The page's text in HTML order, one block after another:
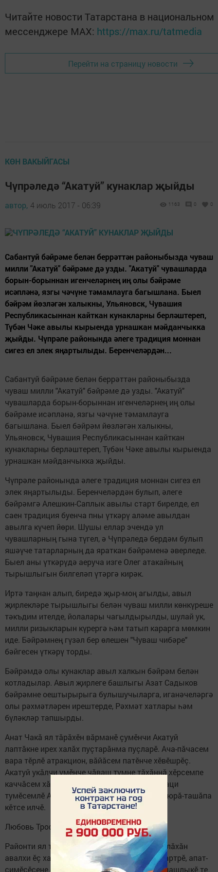
Читайте новости Татарстана в национальном
мессенджере MАХ: https://max.ru/tatmedia
Перейти на страницу новости
КӨН ВАКЫЙГАСЫ
Чүпрәледә “Акатуй” кунаклар җыйды
автор, 4 июль 2017 - 06:39 1163 0 0
Сабантуй бәйрәме белән беррәттән районыбызда чуваш
милли "Акатуй" бәйрәме дә узды. "Акатуй" чувашларда
борын-борыннан игенчеләрнең иң олы бәйрәме
исәпләнә, язгы чәчүне тәмамлауга багышлана. Быел
бәйрәм йөзләгән халыкны, Ульяновск, Чувашия
Республикасыннан кайткан кунакларны берләштереп,
Түбән Чәке авылы кырыенда урнашкан мәйданчыкка
җыйды. Чүпрәле районында әлеге традиция моннан
сигез ел элек яңартылыды. Беренчеләрдән...
Сабантуй бәйрәме белән беррәттән районыбызда
чуваш милли "Акатуй" бәйрәме дә узды. "Акатуй"
чувашларда борын-борыннан игенчеләрнең иң олы
бәйрәме исәпләнә, язгы чәчүне тәмамлауга
багышлана. Быел бәйрәм йөзләгән халыкны,
Ульяновск, Чувашия Республикасыннан кайткан
кунакларны берләштереп, Түбән Чәке авылы кырыенда
урнашкан мәйданчыкка җыйды.
Чүпрәле районында әлеге традиция моннан сигез ел
элек яңартылыды. Беренчеләрдән булып, әлеге
бәйрәмгә Алешкин-Саплык авылы старт бирелде, ел
саен традиция буенча пны үткәрү аләме авылдан
авылга күчеп йөри. Шушы еллар эчендә ул
чувашларның гына түгел, ә Чүпрәледә бердәм булып
яшәүче татарларның да яраткан бәйрәменә әверледе.
Быел аны үткәрүдә аеруча изге Олег атакайның
тырышлыгын билгеләп үтәргә кирәк.
Иртә таңнан алып, биредә җыр-моң агылды, авыл
җирлекләре тырышлыгы белән чуваш милли көнкүреше
тәкъдим ителде, йолалары чагылдырылды, шулай ук,
милли ризыкларын күрергә һәм татып карарга мөмкин
иде. Бәйрәмнең гүзәл бер өлешен "Чуваш чибәре"
бәйгесен үткәрү торды.
Бәйрәмдә олы кунаклар авыл халкын бәйрәм белән
котладылар. Авыл җирлеге башлыгы Азат Садыков
бәйрәмне оештырырыга булышучыларга, иганәчеләргә
олы рәхмәтләрен ирештерде, Рәхмәт хатлары һәм
бүләкләр тапшырды.
Анат Чакă ял тăрăхӗн вăрманӗ çумӗнчи Акатуй
лаптăкне ирех халăх пуçтарăнма пуçларӗ. Ача-пăчасем
вара тӗрлӗ атракцион, вăйăсем патӗнче хӗвӗшрӗç.
Акатуй укăлчи умӗнче чăваш тумне тăхăннă хӗрсемпе
каччăсем хăнасене çăкăр тăварпа, чăваш наци
тумӗсемлӗ Акатуй халăхӗ килекен хăнасене юрă-ташăпа
кӗтсе илчӗ.
Любовь Трофимова
Районти ял тăрăхӗсем Акатуя илсе килнӗ халăхăн
авалхи ӗç хатӗрӗсене, тӗрӗ-чӗнтӗрӗсене кăтартрӗ, апат-
çимӗçӗсене сӗнчӗ. Кунтах суту-илӳ кӗрлет, шашлыкӗ те